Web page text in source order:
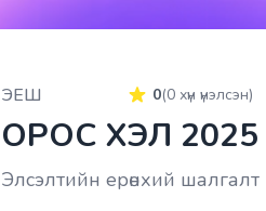
ЭЕШ 0(0 хүн үнэлсэн)
ОРОС ХЭЛ
Элсэлтийн ерөнхий шалгалт